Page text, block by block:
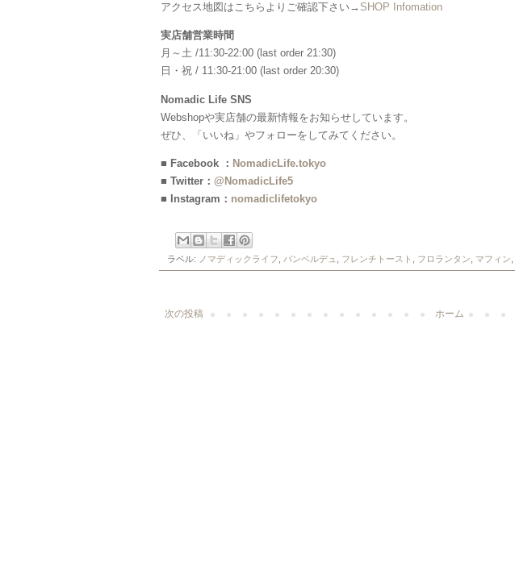
アクセス地図はこちらよりご確認下さい→ SHOP Infomation
実店舗営業時間
月～土 /11:30-22:00 (last order 21:30)
日・祝 / 11:30-21:00 (last order 20:30)
Nomadic Life SNS
Webshopや実店舗の最新情報をお知らせしています。
ぜひ、「いいね」やフォローをしてみてください。
■ Facebook ： NomadicLife.tokyo
■ Twitter： @NomadicLife5
■ Instagram： nomadiclifetokyo
ラベル: ノマディックライフ パンベルデュ フレンチトースト フロランタン マフィン
次の投稿 ホーム